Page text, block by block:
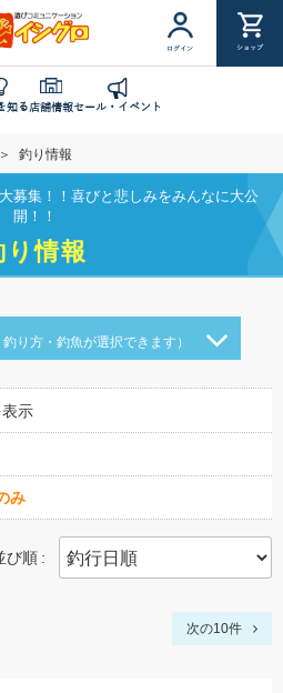
ログイン ショップ
知る店舗情報セール・イベント
釣り情報
募集！！喜びと悲しみをみんなに大公
開！！
り情報
釣り方・釣魚が選択できます）
示
み
び順
次の10件